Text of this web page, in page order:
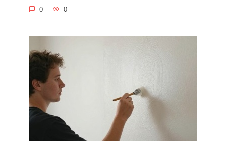
0 0